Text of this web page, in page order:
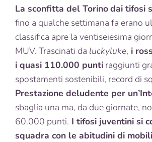
La sconfitta del Torinodai tifosi
fino a qualche settimana fa erano
classifica apre la ventiseiesima
MUV. Trascinati da luckyluke, i
i quasi 110.000 punti raggiunti
spostamenti sostenibili, record di
Prestazione deludente per
sbaglia una ma, da due giornate,
60.000 punti. I tifosi juventini si
squadra con le abitudini di